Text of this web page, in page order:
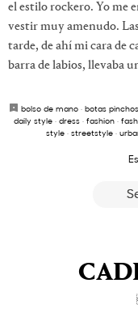
el estilo rockero. Yo me
vestir muy amenudo.
tarde, de ahí mi cara de
barra de labios, llevaba
bolso de mano · botas pinchos
daily style· dress· fashion·
style· streetstyle·